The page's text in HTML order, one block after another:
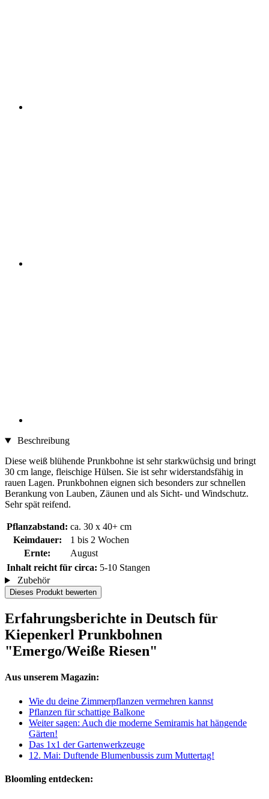
Beschreibung
Diese weiß blühende Prunkbohne ist sehr starkwüchsig und bringt
30 cm lange, fleischige Hülsen. Sie ist sehr widerstandsfähig in
rauen Lagen. Prunkbohnen eignen sich besonders zur schnellen
Berankung von Lauben, Zäunen und als Sicht- und Windschutz.
Sehr spät reifend.
Pflanzabstand: ca. 30 x 40+ cm
Keimdauer:
1 bis 2 Wochen
Ernte:
August
Inhalt reicht für circa: 5-10 Stangen
Zubehör
Dieses Produkt bewerten
Erfahrungsberichte in Deutsch für
Kiepenkerl Prunkbohnen
"Emergo/Weiße Riesen"
Aus unserem Magazin:
Wie du deine Zimmerpflanzen vermehren kannst
Pflanzen für schattige Balkone
Weiter sagen: Auch die moderne Semiramis hat hängende
Gärten!
Das 1x1 der Gartenwerkzeuge
12. Mai: Duftende Blumenbussis zum Muttertag!
Bloomling entdecken: